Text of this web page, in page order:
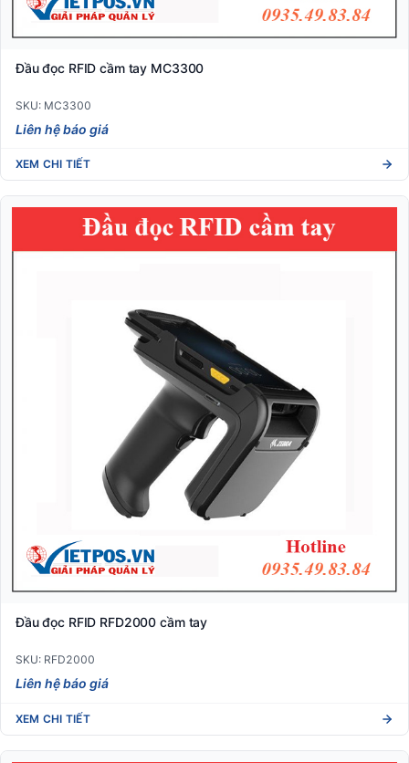
Đầu đọc RFID cầm tay MC3300
SKU: MC3300
Liên hệ báo giá
XEM CHI TIẾT
Đầu đọc RFID RFD2000 cầm tay
SKU: RFD2000
Liên hệ báo giá
XEM CHI TIẾT